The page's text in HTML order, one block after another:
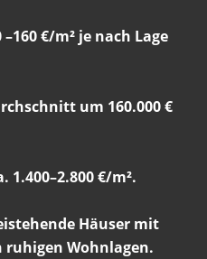
€/m² je nach Lage
um 160.000 €
€/m².
Häuser mit
Wohnlagen.